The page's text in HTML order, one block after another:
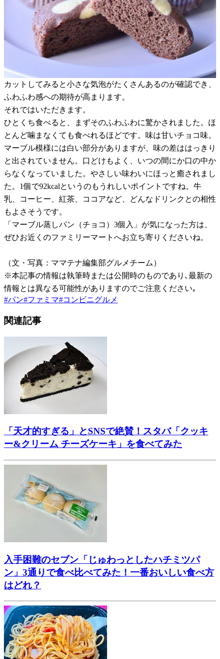
カットしてみると小さな気泡がたくさんあるのが確認でき、
ふわふわ感への期待が高まります。
それではいただきます。
ひとくち食べると、まずそのふわふわに驚かされました。ほ
とんど噛まなくても食べれるほどです。味は甘いチョコ味。
マーブル模様には白い部分がありますが、味の差ははっきり
と出されていません。口どけもよく、いつの間にか口の中か
らなくなっていました。やさしい味わいにほっと癒されまし
た。1個で92kcalというのもうれしいポイントですね。牛
乳、コーヒー、紅茶、ココアなど、どんなドリンクとの相性
もよさそうです。
「マーブル蒸しパン（チョコ）3個入」が気になった方は、
ぜひお近くのファミリーマートへお立ち寄りくださいね。
（文・写真：ママテナ編集部グルメチーム）
※本記事の情報は執筆時または公開時のものであり､最新の
情報とは異なる可能性がありますのでご注意ください｡
#パン#ファミマ#コンビニグルメ
関連記事
「天才的すぎる」とSNSで絶賛！スタバ「クッキ
ー&クリーム チーズケーキ」を食べてみた
入手困難のセブン「じゅわっとしたハチミツパ
ン」3通りで食べ比べてみた！一番おいしい食べ方
はどれ？